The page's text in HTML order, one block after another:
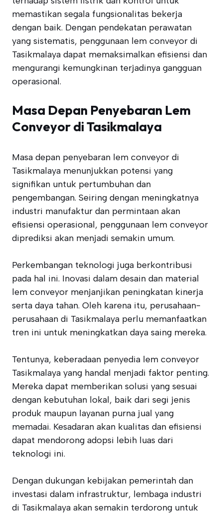
memastikan segala fungsionalitas bekerja
dengan baik. Dengan pendekatan perawatan
yang sistematis, penggunaan lem conveyor di
Tasikmalaya dapat memaksimalkan efisiensi dan
mengurangi kemungkinan terjadinya gangguan
operasional.
Masa Depan Penyebaran Lem
Conveyor di Tasikmalaya
Masa depan penyebaran lem conveyor di
Tasikmalaya menunjukkan potensi yang
signifikan untuk pertumbuhan dan
pengembangan. Seiring dengan meningkatnya
industri manufaktur dan permintaan akan
efisiensi operasional, penggunaan lem conveyor
diprediksi akan menjadi semakin umum.
Perkembangan teknologi juga berkontribusi
pada hal ini. Inovasi dalam desain dan material
lem conveyor menjanjikan peningkatan kinerja
serta daya tahan. Oleh karena itu, perusahaan-
perusahaan di Tasikmalaya perlu memanfaatkan
tren ini untuk meningkatkan daya saing mereka.
Tentunya, keberadaan penyedia lem conveyor
Tasikmalaya yang handal menjadi faktor penting.
Mereka dapat memberikan solusi yang sesuai
dengan kebutuhan lokal, baik dari segi jenis
produk maupun layanan purna jual yang
memadai. Kesadaran akan kualitas dan efisiensi
dapat mendorong adopsi lebih luas dari
teknologi ini.
Dengan dukungan kebijakan pemerintah dan
investasi dalam infrastruktur, lembaga industri
di Tasikmalaya akan semakin terdorong untuk